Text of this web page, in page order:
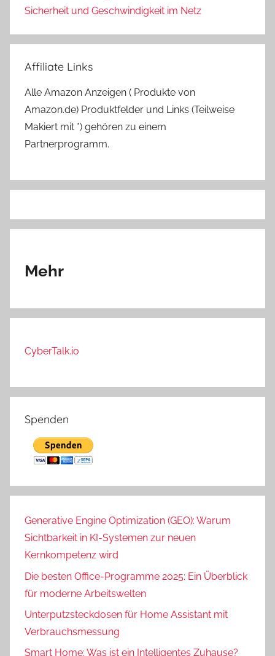
Sicherheit und Geschwindigkeit im Netz
Affiliate Links
Alle Amazon Anzeigen ( Produkte von
Amazon.de) Produktfelder und Links (Teilweise
Makiert mit *) gehören zu einem
Partnerprogramm.
Mehr
CyberTalk.io
Spenden
Generative Engine Optimization (GEO): Warum
Sichtbarkeit in KI-Systemen zur neuen
Kernkompetenz wird
Die besten Office-Programme 2025: Ein Überblick
für moderne Arbeitswelten
Unterputzsteckdosen für Home Assistant mit
Verbrauchsmessung
Smart Home: Was ist ein Intelligentes Zuhause?